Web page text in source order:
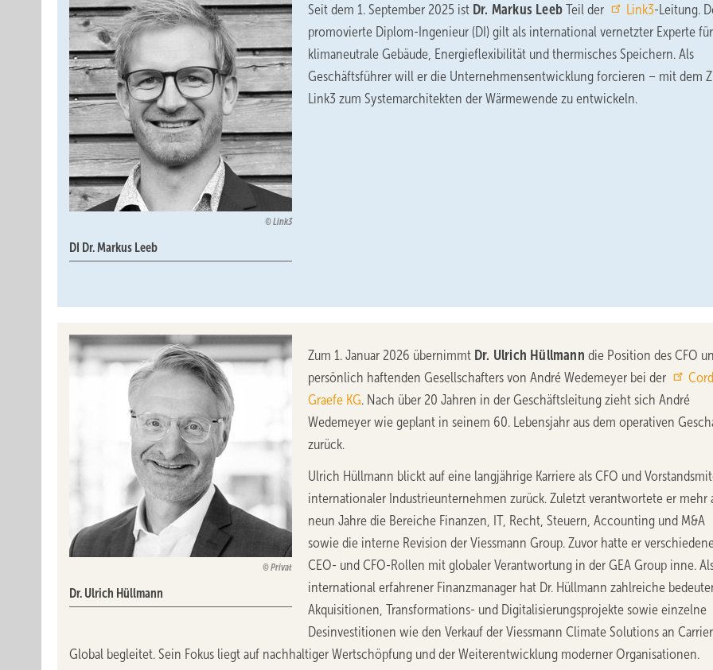
Link3
DI Dr. Markus Leeb
Seit dem 1. September 2025 ist Dr. Markus LeebTeil der Link3-Leitung.
promovierte Diplom-Ingenieur (DI) gilt als international vernetzter Experte für
klimaneutrale Gebäude, Energieflexibilität und thermisches Speichern. Als
Geschäftsführer will er die Unternehmensentwicklung forcieren – mit dem
Link3 zum Systemarchitekten der Wärmewende zu entwickeln.
Privat
Dr. Ulrich Hüllmann
Zum 1. Januar 2026 übernimmt Dr. Ulrich Hüllmann die Position des CFO
persönlich haftenden Gesellschafters von André Wedemeyer bei der
Graefe KG. Nach über 20 Jahren in der Geschäftsleitung zieht sich André
Wedemeyer wie geplant in seinem 60. Lebensjahr aus dem operativen
zurück.
Ulrich Hüllmann blickt auf eine langjährige Karriere als CFO und
internationaler Industrieunternehmen zurück. Zuletzt verantwortete er mehr
neun Jahre die Bereiche Finanzen, IT, Recht, Steuern, Accounting und M&A
sowie die interne Revision der Viessmann Group. Zuvor hatte er
CEO- und CFO-Rollen mit globaler Verantwortung in der GEA Group inne.
international erfahrener Finanzmanager hat Dr. Hüllmann zahlreiche
Akquisitionen, Transformations- und Digitalisierungsprojekte sowie einzelne
Desinvestitionen wie den Verkauf der Viessmann Climate Solutions an Carrier
Global begleitet. Sein Fokus liegt auf nachhaltiger Wertschöpfung und der Weiterentwicklung moderner Organisationen.